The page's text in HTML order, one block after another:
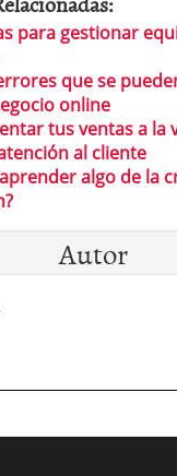
para gestionar
que se
online
tus ventas a la
al cliente
algo de la
Autor